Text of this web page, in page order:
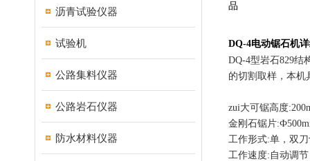
沥青试验仪器
试验机
公路集料仪器
公路岩石仪器
防水材料仪器
品
DQ-4电动锯石机
DQ-4型岩石829结
的切割取样，本机
zui大可锯高度
金刚石锯片
工作形式:单，双
工作速度: 自动调节